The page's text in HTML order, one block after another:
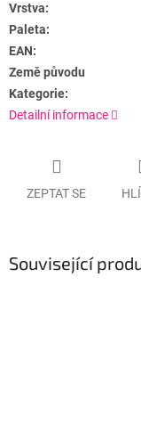
Vrstva:
Paleta:
EAN:
Země původu
Kategorie:
Detailní informace
ZEPTAT SE
Související